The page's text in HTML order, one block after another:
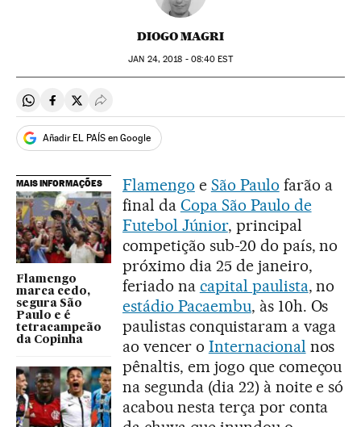
DIOGO MAGRI
JAN 24, 2018 - 08:40 EST
Compartir en Whatsapp
Compartir en Facebook
Compartir en Twitter
Desplegar Redes Sociales
Añadir EL PAÍS en Google
MAIS INFORMAÇÕES
Flamengo
marca cedo,
segura São
Paulo e é
tetracampeão
da Copinha
Flamengo e São Paulo farão a
final da Copa São Paulo de
Futebol Júnior, principal
competição sub-20 do país, no
próximo dia 25 de janeiro,
feriado na capital paulista, no
estádio Pacaembu, às 10h. Os
paulistas conquistaram a vaga
ao vencer o Internacional nos
pênaltis, em jogo que começou
na segunda (dia 22) à noite e só
acabou nesta terça por conta